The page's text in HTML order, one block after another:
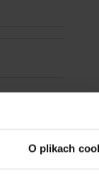
O plikach
Ježíška